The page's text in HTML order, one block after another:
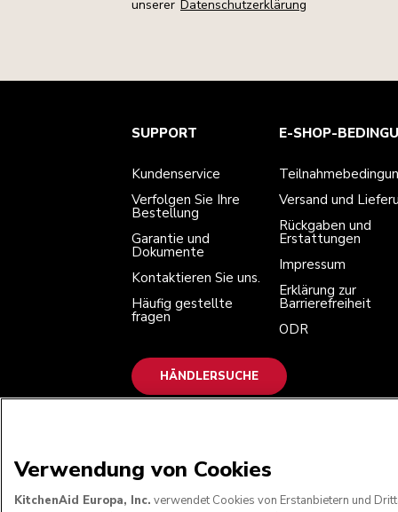
unserer Datenschutzerklärung
Kundenservice
Verfolgen Sie Ihre Bestellung
Häufig gestellte fragen
Teilnahmebedingungen
Versand und Lieferung
Erklärung zur Barrierefreiheit
Die Marke
Unsere Geschichte
Händlersuche
SUPPORT
Kundenservice
Verfolgen Sie Ihre
Bestellung
Garantie und
Dokumente
Kontaktieren Sie uns.
Häufig gestellte
fragen
E-SHOP-
Versand und
Rückgaben und
Erstattungen
Impressum
Erklärung zur
Barrierefreiheit
ODR
HÄNDLERSUCHE
Verwendung von Cookies
KitchenAid Europa, Inc. verwendet Cookies von Erstanbietern und